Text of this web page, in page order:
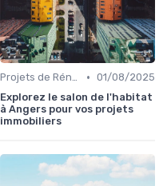
Projets de Rénovation • 01/08/2025
Explorez le salon de l'habitat
à Angers pour vos projets
immobiliers